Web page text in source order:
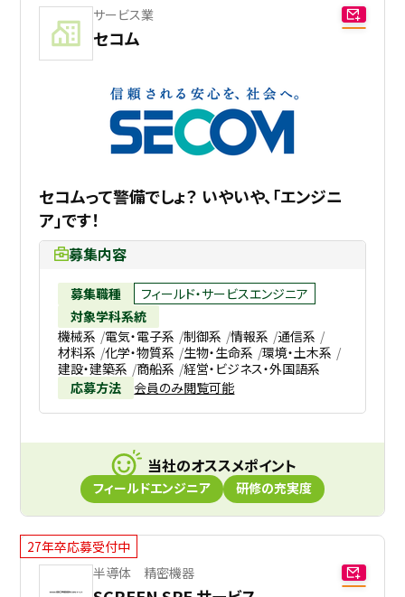
サービス業
セコム
セコムって警備でしょ？ いやいや、「エンジニ
ア」です！
募集内容
募集職種
フィールド・サービスエンジニア
対象学科系統
機械系 電気・電子系 制御系 情報系 通信系
材料系 化学・物質系 生物・生命系 環境・土木系
建設・建築系 商船系 経営・ビジネス・外国語系
応募方法
会員のみ閲覧可能
当社のオススメポイント
フィールドエンジニア 研修の充実度
27年卒応募受付中
半導体 精密機器